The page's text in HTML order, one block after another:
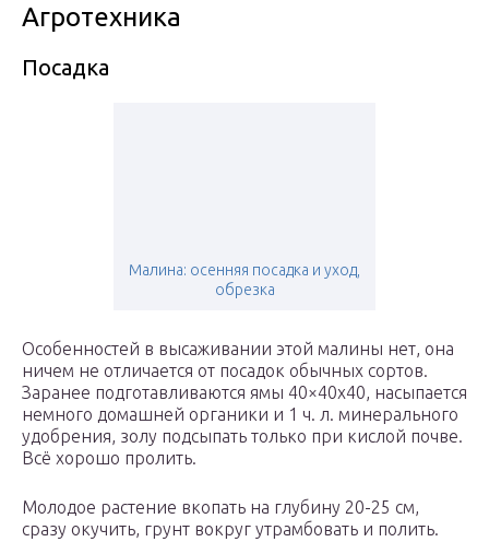
Агротехника
Посадка
Малина: осенняя посадка и уход,
обрезка
Особенностей в высаживании этой малины нет, она
ничем не отличается от посадок обычных сортов.
Заранее подготавливаются ямы 40×40х40, насыпается
немного домашней органики и 1 ч. л. минерального
удобрения, золу подсыпать только при кислой почве.
Всё хорошо пролить.
Молодое растение вкопать на глубину 20-25 см,
сразу окучить, грунт вокруг утрамбовать и полить.